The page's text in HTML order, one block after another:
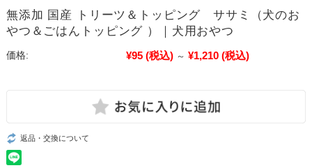
無添加 国産 トリーツ＆トッピング ササミ（犬のお
やつ＆ごはんトッピング ）｜犬用おやつ
価格: ¥95 (税込) ～ ¥1,210 (税込)
返品・交換について